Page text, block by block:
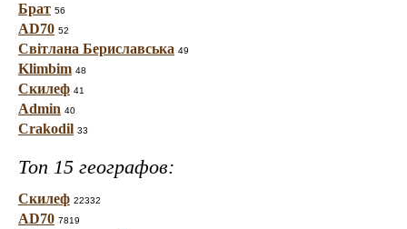
Брат 56
AD70 52
Світлана Бериславська 49
Klimbim 48
Скилеф 41
Admin 40
Crakodil 33
Топ 15 географов:
Скилеф 22332
AD70 7819